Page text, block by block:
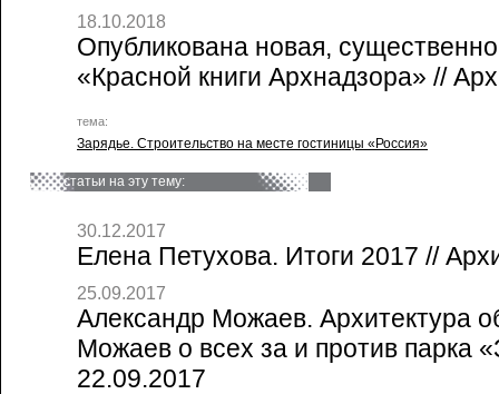
18.10.2018
Опубликована новая,
«Красной книги Архнадзора» //
тема:
Зарядье. Строительство на месте гостиницы «Россия»
статьи на эту тему:
30.12.2017
Елена Петухова. Итоги 2017 //
25.09.2017
Александр Можаев. Архитектура
Можаев о всех за и против парка
22.09.2017